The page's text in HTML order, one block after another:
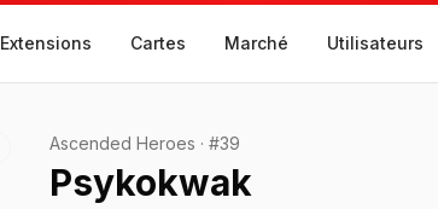
Extensions Cartes Marché Utilisateurs
Ascended Heroes · #39
Psykokwak